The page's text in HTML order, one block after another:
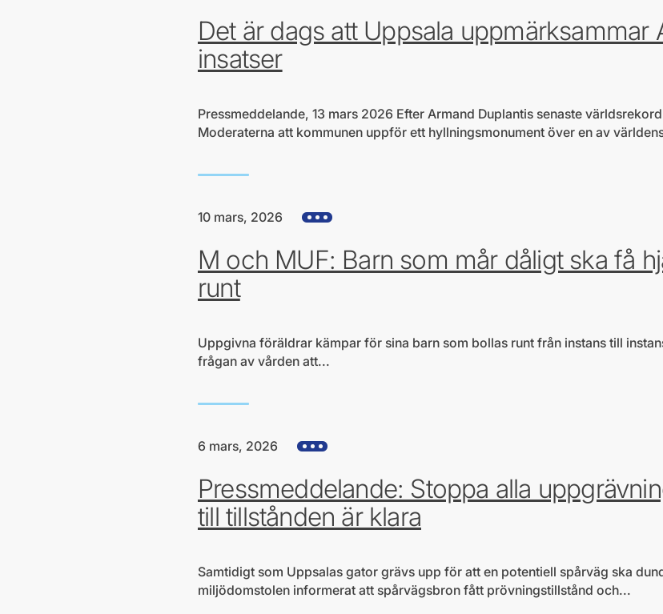
Det är dags att Uppsala uppmärksammar
insatser
Pressmeddelande, 13 mars 2026 Efter Armand Duplantis senaste
Moderaterna att kommunen uppför ett hyllningsmonument över en av
10 mars, 2026 Visa alla hjärtefrågor
M och MUF: Barn som mår dåligt ska få
runt
Uppgivna föräldrar kämpar för sina barn som bollas runt från instans till
frågan av vården att...
6 mars, 2026 Visa alla hjärtefrågor
Pressmeddelande: Stoppa alla
till tillstånden är klara
Samtidigt som Uppsalas gator grävs upp för att en potentiell spårväg ska
miljödomstolen informerat att spårvägsbron fått prövningstillstånd och...